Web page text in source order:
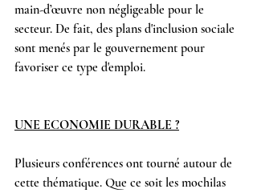
main-d’œuvre non négligeable pour le
secteur. De fait, des plans d'inclusion sociale
sont menés par le gouvernement pour
favoriser ce type d'emploi.
UNE ECONOMIE DURABLE ?
Plusieurs conférences ont tourné autour de
cette thématique. Que ce soit les mochilas